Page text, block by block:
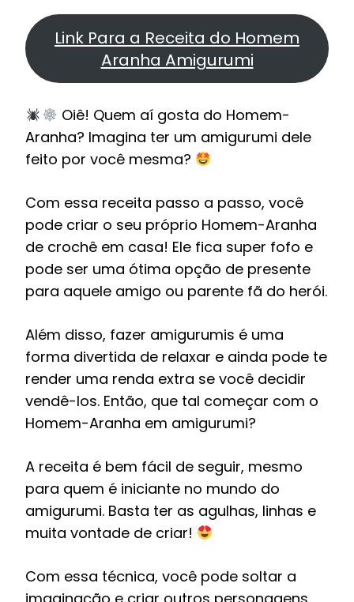
Link Para a Receita do Homem
Aranha Amigurumi
Oiê! Quem aí gosta do Homem-
Aranha? Imagina ter um amigurumi dele
feito por você mesma?
Com essa receita passo a passo, você
pode criar o seu próprio Homem-Aranha
de crochê em casa! Ele fica super fofo e
pode ser uma ótima opção de presente
para aquele amigo ou parente fã do herói.
Além disso, fazer amigurumis é uma
forma divertida de relaxar e ainda pode te
render uma renda extra se você decidir
vendê-los. Então, que tal começar com o
Homem-Aranha em amigurumi?
A receita é bem fácil de seguir, mesmo
para quem é iniciante no mundo do
amigurumi. Basta ter as agulhas, linhas e
muita vontade de criar!
Com essa técnica, você pode soltar a